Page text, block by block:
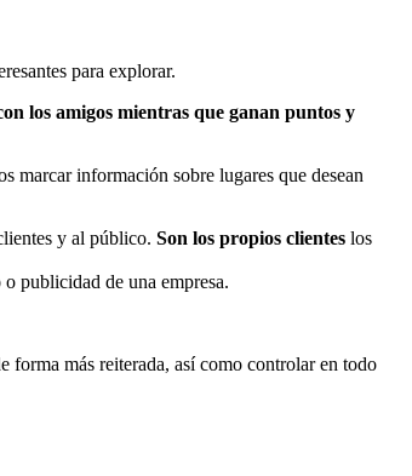
para explorar.
los amigos mientras que ganan puntos y
marcar información sobre lugares que desean
y al público. Son los propios clientes los
publicidad de una empresa.
forma más reiterada, así como controlar en todo